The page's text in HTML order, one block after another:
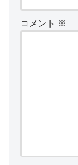
コメント ※